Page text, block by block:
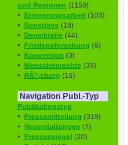
und Regionen (1159)
• Erinnerungsarbeit (103)
• Sonstiges (18)
• Demokratie (44)
• Friedensforschung (6)
• Konversion (3)
• Menschenrechte (33)
• RÃ¼stung (19)
Navigation Publ.-Typ
Publikationstyp
• Pressemitteilung (319)
• Veranstaltungen (7)
• Pressespiegel (20)